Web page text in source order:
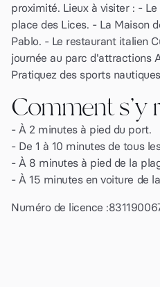
proximité. Lieux à visiter : -
place des Lices. - La Maison
Pablo. - Le restaurant italien
journée au parc d'attractions
Pratiquez des sports
Comment s'y
- À 2 minutes à pied du port.
- De 1 à 10 minutes de tous
- À 8 minutes à pied de la
- À 15 minutes en voiture de
Numéro de licence :